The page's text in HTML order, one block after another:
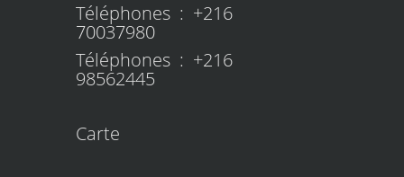
Téléphones : +216
70037980
Téléphones : +216
98562445
Carte